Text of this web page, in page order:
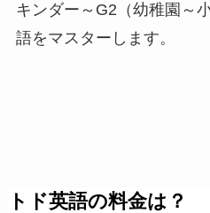
キンダー～G2（幼稚園～
語をマスターします。
トド英語の料金は？